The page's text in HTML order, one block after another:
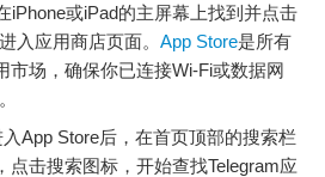
iPhone或iPad的主屏幕上找到并点击
入应用商店页面。 App Store是所有
市场，确保你已连接Wi-Fi或数据网
入App Store后，在首页顶部的搜索栏
点击搜索图标，开始查找Telegram应